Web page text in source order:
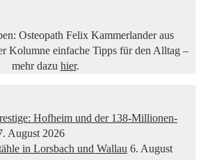
Osteopath Felix Kammerlander aus
Kolumne einfache Tipps für den Alltag –
mehr dazu hier.
Hofheim und der 138-Millionen-
August 2026
in Lorsbach und Wallau 6. August